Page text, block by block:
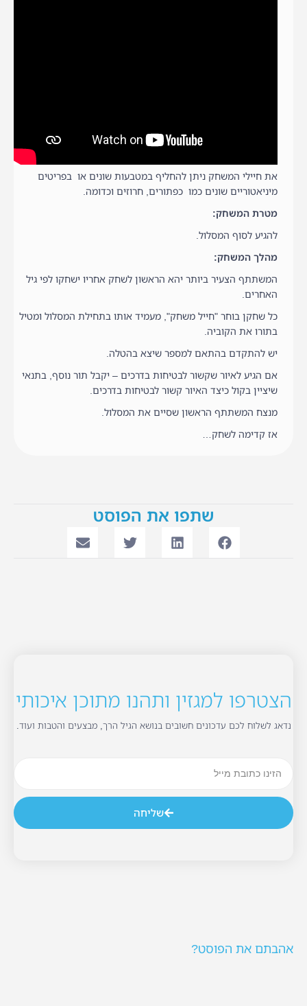
את חיילי המשחק ניתן להחליף במטבעות שונים או בפריטים
מיניאטוריים שונים כמו כפתורים, חרוזים וכדומה.
מטרת המשחק:
להגיע לסוף המסלול.
מהלך המשחק:
המשתתף הצעיר ביותר יהא הראשון לשחק אחריו ישחקו לפי גיל
האחרים.
כל שחקן בוחר "חייל משחק", מעמיד אותו בתחילת המסלול ומטיל
בתורו את הקוביה.
יש להתקדם בהתאם למספר שיצא בהטלה.
אם הגיע לאיור שקשור לבטיחות בדרכים – יקבל תור נוסף, בתנאי
שיציין בקול כיצד האיור קשור לבטיחות בדרכים.
מנצח המשתתף הראשון שסיים את המסלול.
אז קדימה לשחק…
שתפו את הפוסט
הצטרפו למגזין ותהנו מתוכן איכותי
נדאג לשלוח לכם עדכונים חשובים בנושא הגיל הרך, מבצעים והטבות ועוד.
שליחה
אהבתם את הפוסט?